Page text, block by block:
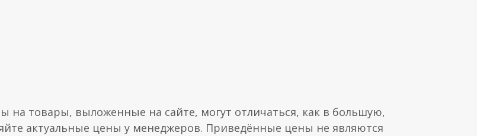
на товары, выложенные на сайте, могут отличаться, как в большую,
актуальные цены у менеджеров. Приведённые цены не являются